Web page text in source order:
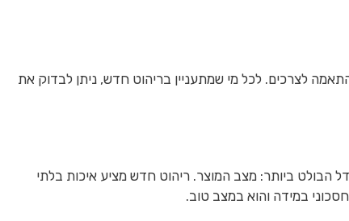
לצרכים. לכל מי שמתעניין בריהוט חדש, ניתן לבדוק את
הבולט ביותר: מצב המוצר. ריהוט חדש מציע איכות בלתי
במידה והוא במצב טוב.